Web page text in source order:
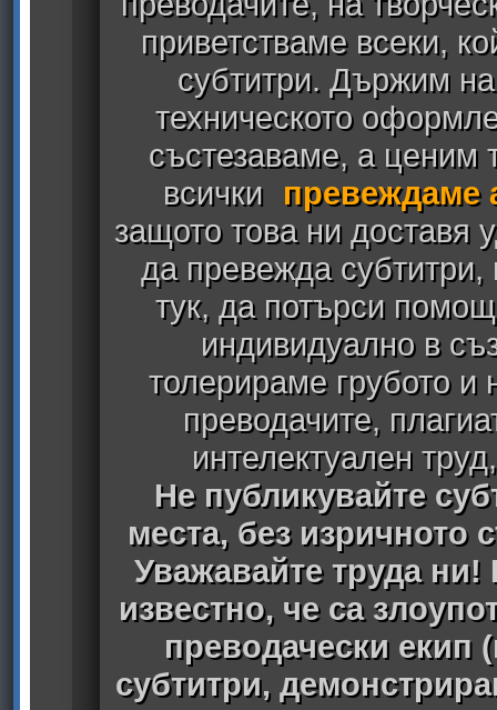
приветстваме всеки,
субтитри. Държим
техническото
състезаваме, а ценим
всички
превеждаме
защото това ни доставя
да превежда
тук, да потърси
индивидуално в
толерираме грубото
преводачите,
интелектуален
Не публикувайте
места, без изричното
Уважавайте труда ни!
известно, че са
преводачески екип
субтитри,